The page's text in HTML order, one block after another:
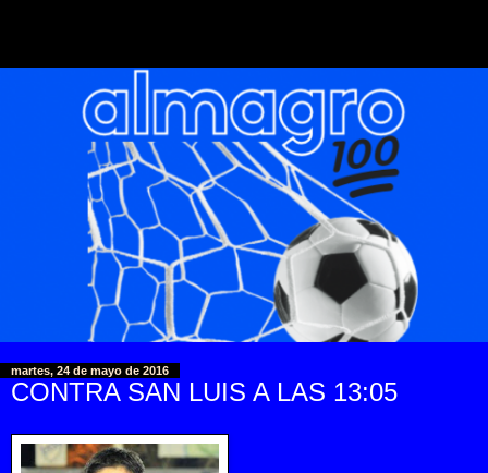
martes, 24 de mayo de 2016
CONTRA SAN LUIS A LAS 13:05